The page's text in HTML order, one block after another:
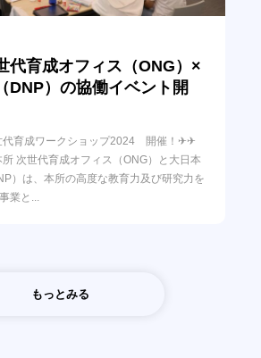
代育成オフィス（ONG）×
DNP）の協働イベント開
代育成ワークショップ2024 開催！✈✈
次世代育成オフィス（ONG）と大日本
）は、本所の高度な教育力及び研究力を
業と...
もっとみる